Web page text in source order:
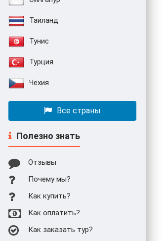
Таиланд
Тунис
Турция
Чехия
Все страны
Полезно знать
Отзывы
Почему мы?
Как купить?
Как оплатить?
Как заказать тур?